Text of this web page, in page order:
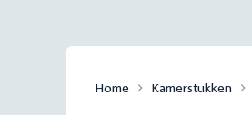
Home Kamerstukken